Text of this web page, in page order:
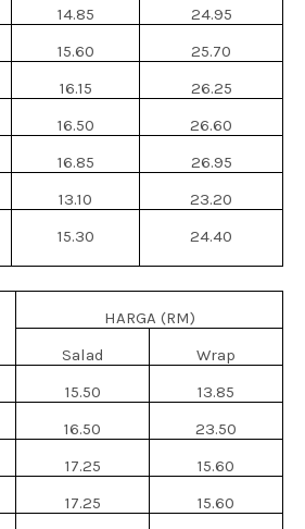
14.85
24.95
15.60
25.70
16.15
26.25
16.50
26.60
16.85
26.95
13.10
23.20
15.30 24.40
HARGA (RM)
Salad
Wrap
15.50
13.85
16.50
23.50
17.25
15.60
17.25
15.60